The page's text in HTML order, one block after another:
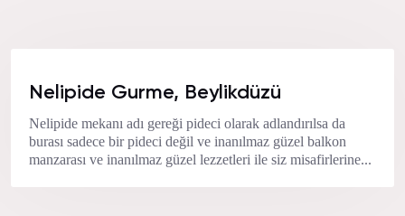
Nelipide Gurme, Beylikdüzü
Nelipide mekanı adı gereği pideci olarak adlandırılsa da
burası sadece bir pideci değil ve inanılmaz güzel balkon
manzarası ve inanılmaz güzel lezzetleri ile siz misafirlerine...